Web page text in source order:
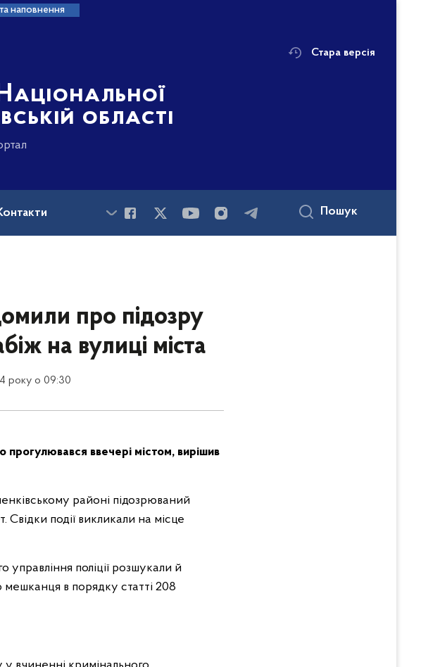
наповнення
області
Стара версія
Пошук
про підозру
на вулиці міста
року о 09:30
ввечері містом, вирішив
районі підозрюваний
Свідки події викликали на місце
управління поліції розшукали й
в порядку статті 208